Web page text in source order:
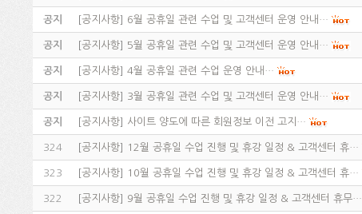
공지 [공지사항] 6월 공휴일 관련 수업 및 고객센터 운영 안내…
공지 [공지사항] 5월 공휴일 관련 수업 및 고객센터 운영 안내…
공지 [공지사항] 4월 공휴일 관련 수업 운영 안내…
공지 [공지사항] 3월 공휴일 관련 수업 및 고객센터 운영 안내…
공지 [공지사항] 사이트 양도에 따른 회원정보 이전 고지…
324 [공지사항] 12월 공휴일 수업 진행 및 휴강 일정 & 고객센터 휴…
323 [공지사항] 10월 공휴일 수업 진행 및 휴강 일정 & 고객센터 휴…
322 [공지사항] 9월 공휴일 수업 진행 및 휴강 일정 & 고객센터 휴무…